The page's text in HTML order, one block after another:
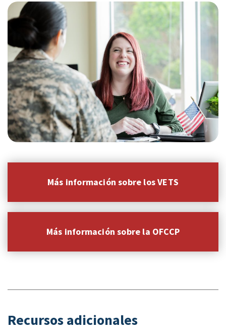
Más información sobre los VETS
Más información sobre la OFCCP
Recursos adicionales